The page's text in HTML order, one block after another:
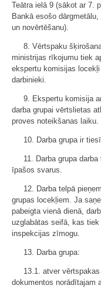
Teātra ielā 9 (sākot ar 7.
Bankā esošo
un novērtēšanu).
8. Vērtspaku
ministrijas rīkojumu tiek
ekspertu komisijas
darbinieki.
9. Ekspertu komisija
darba grupai vērtslietas
proves noteikšanas laiku.
10. Darba grupa ir
11. Darba grupa
īpašos svarus.
12. Darba telpā
grupas locekļiem. Ja
pabeigta vienā dienā,
uzglabātas seifā, kas
inspekcijas zīmogu.
13. Darba grupa:
13.1. atver
dokumentos norādītajam